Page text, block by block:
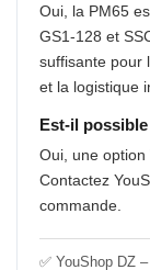
Oui, la PM65
GS1-128 et
suffisante pour
et la logistique
Est-il
Oui, une option
Contactez
commande.
✅ YouShop DZ